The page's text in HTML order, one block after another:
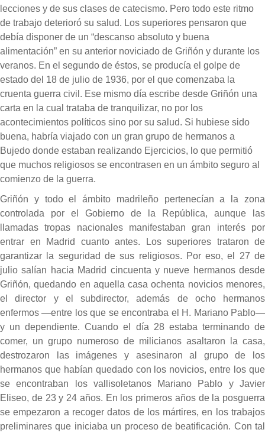
lecciones y de sus clases de catecismo. Pero todo este ritmo
de trabajo deterioró su salud. Los superiores pensaron que
debía disponer de un “descanso absoluto y buena
alimentación” en su anterior noviciado de Griñón y durante los
veranos. En el segundo de éstos, se producía el golpe de
estado del 18 de julio de 1936, por el que comenzaba la
cruenta guerra civil. Ese mismo día escribe desde Griñón una
carta en la cual trataba de tranquilizar, no por los
acontecimientos políticos sino por su salud. Si hubiese sido
buena, habría viajado con un gran grupo de hermanos a
Bujedo donde estaban realizando Ejercicios, lo que permitió
que muchos religiosos se encontrasen en un ámbito seguro al
comienzo de la guerra.
Griñón y todo el ámbito madrileño pertenecían a la zona
controlada por el Gobierno de la República, aunque las
llamadas tropas nacionales manifestaban gran interés por
entrar en Madrid cuanto antes. Los superiores trataron de
garantizar la seguridad de sus religiosos. Por eso, el 27 de
julio salían hacia Madrid cincuenta y nueve hermanos desde
Griñón, quedando en aquella casa ochenta novicios menores,
el director y el subdirector, además de ocho hermanos
enfermos —entre los que se encontraba el H. Mariano Pablo—
y un dependiente. Cuando el día 28 estaba terminando de
comer, un grupo numeroso de milicianos asaltaron la casa,
destrozaron las imágenes y asesinaron al grupo de los
hermanos que habían quedado con los novicios, entre los que
se encontraban los vallisoletanos Mariano Pablo y Javier
Eliseo, de 23 y 24 años. En los primeros años de la posguerra
se empezaron a recoger datos de los mártires, en los trabajos
preliminares que iniciaba un proceso de beatificación. Con tal